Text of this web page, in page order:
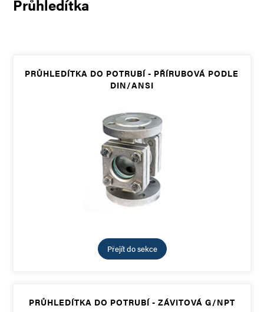
Průhledítka
PRŮHLEDÍTKA DO POTRUBÍ - PŘÍRUBOVÁ PODLE
DIN/ANSI
Přejít do sekce
PRŮHLEDÍTKA DO POTRUBÍ - ZÁVITOVÁ G/NPT